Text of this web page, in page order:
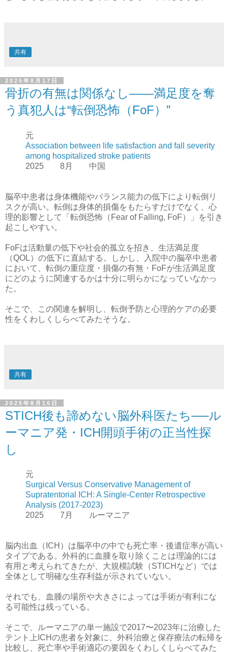
共有
2025年8月17日
骨折の有無は関係なし——満足度を奪
う真犯人は“転倒恐怖（FoF）”
元
Association between life satisfaction and fall severity
among hospitalized stroke patients
2025 8月 中国
脳卒中患者は身体機能やバランス能力の低下により転倒リ
スクが高い。転倒は身体的損傷をもたらすだけでなく、心
理的影響として「転倒恐怖（Fear of Falling, FoF）」を引き
起こしやすい。
FoFは活動量の低下や社会的孤立を招き、生活満足度
（QOL）の低下に直結する。しかし、入院中の脳卒中患者
において、転倒の重症度・損傷の有無・FoFが生活満足度
にどのように関連するかは十分に明らかになっていなかっ
た。
そこで、この関連を解明し、転倒予防と心理的ケアの必要
性をくわしくしらべてみたそうな。
共有
2025年8月16日
STICH後も諦めない脳外科医たち──ル
ーマニア発・ICH開頭手術の正当性探
し
元
Surgical Versus Conservative Management of
Supratentorial ICH: A Single-Center Retrospective
Analysis (2017-2023)
2025 7月 ルーマニア
脳内出血（ICH）は脳卒中の中でも死亡率・後遺症率が高い
タイプである。外科的に血腫を取り除くことは理論的には
有用と考えられてきたが、大規模試験（STICHなど）では
全体として明確な生存利益が示されていない。
それでも、血腫の場所や大きさによっては手術が有利にな
る可能性は残っている。
そこで、ルーマニアの単一施設で2017〜2023年に治療した
テント上ICHの患者を対象に、外科治療と保存療法の転帰を
比較し、死亡率や手術適応の要因をくわしくしらべてみた